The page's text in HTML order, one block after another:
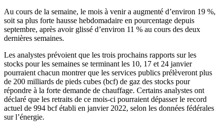
Au cours de la semaine, le mois à venir a augmenté d’environ 19 %,
soit sa plus forte hausse hebdomadaire en pourcentage depuis
septembre, après avoir glissé d’environ 11 % au cours des deux
dernières semaines.
Les analystes prévoient que les trois prochains rapports sur les
stocks pour les semaines se terminant les 10, 17 et 24 janvier
pourraient chacun montrer que les services publics prélèveront plus
de 200 milliards de pieds cubes (bcf) de gaz des stocks pour
répondre à la forte demande de chauffage. Certains analystes ont
déclaré que les retraits de ce mois-ci pourraient dépasser le record
actuel de 994 bcf établi en janvier 2022, selon les données fédérales
sur l’énergie.